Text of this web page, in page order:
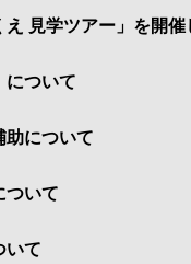
見学ツアー」を開催
について
助について
ついて
いて